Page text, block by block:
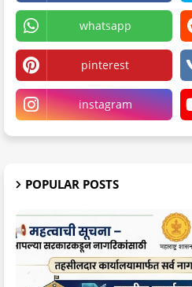
whatsapp
pinterest
instagram
POPULAR POSTS